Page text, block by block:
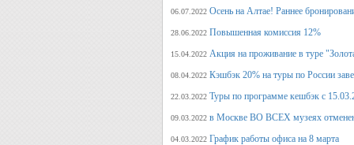
06.07.2022 Осень на Алтае! Раннее
28.06.2022 Повышенная комиссия 12%
15.04.2022 Акция на проживание в туре
08.04.2022 Кэшбэк 20% на туры по России
22.03.2022 Туры по программе кешбэк с
09.03.2022 в Москве ВО ВСЕХ музеях
04.03.2022 График работы офиса на 8 марта